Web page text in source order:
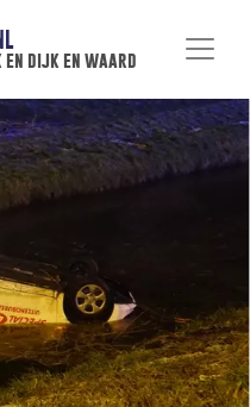
dijk en waard